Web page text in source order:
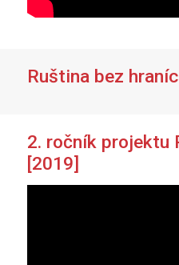
Ruština bez hraníc
2. ročník projektu
[2019]